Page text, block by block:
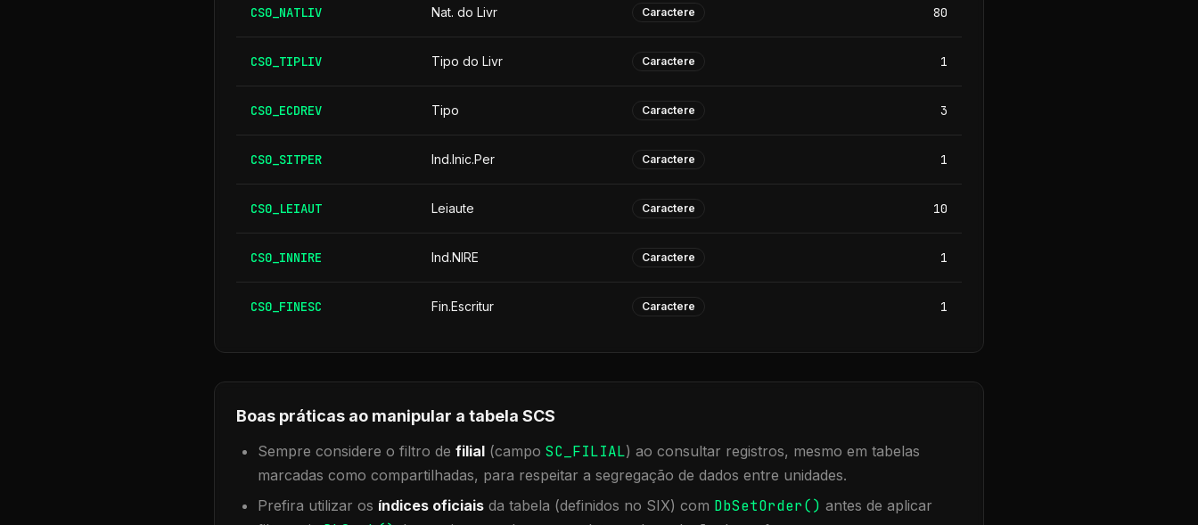
CS0_NATLIV Nat. do Livr Caractere 80
CS0_TIPLIV Tipo do Livr Caractere 1
CS0_ECDREV Tipo Caractere 3
CS0_SITPER Ind.Inic.Per Caractere 1
CS0_LEIAUT Leiaute Caractere 10
CS0_INNIRE Ind.NIRE Caractere 1
CS0_FINESC Fin.Escritur Caractere 1
Boas práticas ao manipular a tabela SCS
Sempre considere o filtro de filial (campo SC_FILIAL) ao consultar registros, mesmo em tabelas
marcadas como compartilhadas, para respeitar a segregação de dados entre unidades.
Prefira utilizar os índices oficiais da tabela (definidos no SIX) com DbSetOrder() antes de aplicar